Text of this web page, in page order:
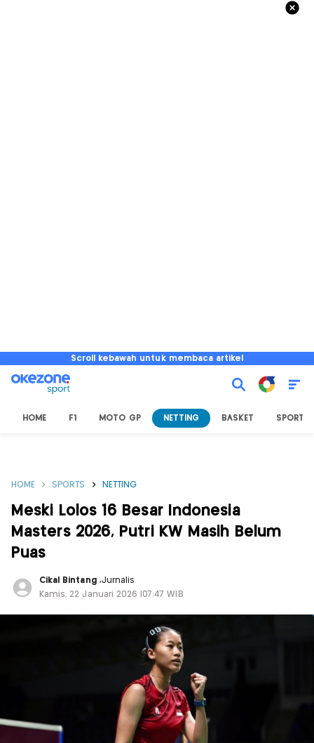
Scroll kebawah untuk membaca artikel
HOME F1 MOTO GP NETTING BASKET SPORT
HOME SPORTS NETTING
Meski Lolos 16 Besar Indonesia
Masters 2026, Putri KW Masih Belum
Puas
Cikal Bintang ,Jurnalis
Kamis, 22 Januari 2026 |07:47 WIB